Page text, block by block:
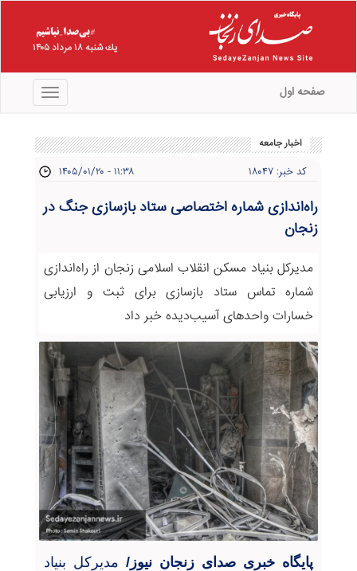
يك شنبه ۱۸ مرداد ۱۴۰۵
منو صفحه اول
اخبار جامعه
کد خبر: ۱۸۰۴۷ ۱۴۰۵/۰۱/۲۰ - ۱۱:۳۸
راه‌اندازی شماره اختصاصی ستاد بازسازی جنگ در
زنجان
مدیرکل بنیاد مسکن انقلاب اسلامی زنجان از راه‌اندازی
شماره تماس ستاد بازسازی برای ثبت و ارزیابی
خسارات واحدهای آسیب‌دیده خبر داد
پایگاه خبری صدای زنجان نیوز/ مدیرکل بنیاد